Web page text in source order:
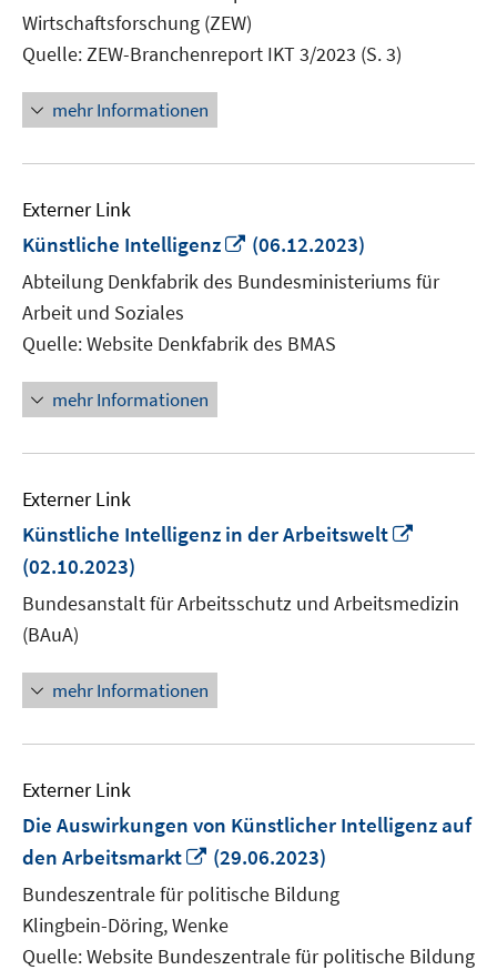
Wirtschaftsforschung (ZEW)
Quelle: ZEW-Branchenreport IKT 3/2023 (S. 3)
mehr Informationen
Externer Link
Künstliche Intelligenz
In
neuem
Fenster
(06.12.2023)
Abteilung Denkfabrik des Bundesministeriums für
Arbeit und Soziales
Quelle: Website Denkfabrik des BMAS
mehr Informationen
Externer Link
Künstliche Intelligenz in der Arbeitswelt
öffnen
(02.10.2023)
Bundesanstalt für Arbeitsschutz und Arbeitsmedizin
(BAuA)
mehr Informationen
Externer Link
Die Auswirkungen von Künstlicher Intelligenz auf
den Arbeitsmarkt
In
neuem
Fenster
öffnen
(29.06.2023)
Bundeszentrale für politische Bildung
Klingbein-Döring, Wenke
Quelle: Website Bundeszentrale für politische Bildung